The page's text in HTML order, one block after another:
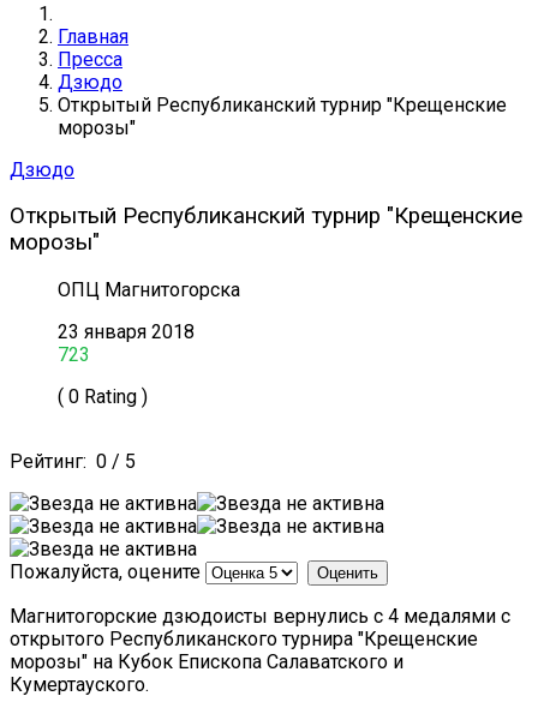
Главная
Пресса
Дзюдо
Открытый Республиканский турнир "Крещенские
морозы"
Дзюдо
Открытый Республиканский турнир "Крещенские
морозы"
ОПЦ Магнитогорска
23 января 2018
723
( 0 Rating )
Рейтинг: 0 / 5
Пожалуйста, оцените
Магнитогорские дзюдоисты вернулись с 4 медалями с
открытого Республиканского турнира "Крещенские
морозы" на Кубок Епископа Салаватского и
Кумертауского.